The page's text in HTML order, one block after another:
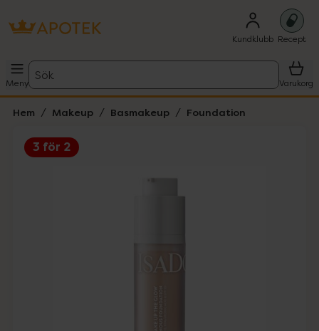
Kundklubb Recept
Meny
Sök
Varukorg
Hem Makeup Basmakeup Foundation
3 för 2